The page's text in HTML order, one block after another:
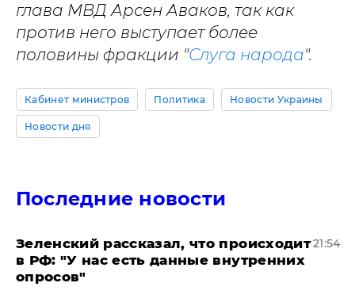
глава МВД Арсен Аваков, так как
против него выступает более
половины фракции "Слуга народа".
Кабинет министров Политика Новости Украины
Новости дня
Последние новости
​Зеленский рассказал, что происходит
в РФ: "У нас есть данные внутренних
опросов"
21:54